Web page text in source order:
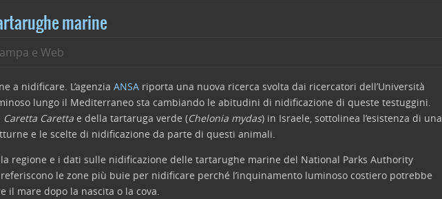
marine
e Web
a nidificare. L’agenzia ANSA riporta una nuova ricerca svolta dai ricercatori dell’Università
lungo il Mediterraneo sta cambiando le abitudini di nidificazione di queste testuggini.
Caretta Caretta e della tartaruga verde (Chelonia mydas) in Israele, sottolinea l’esistenza di una
e le scelte di nidificazione da parte di questi animali.
regione e i dati sulle nidificazione delle tartarughe marine del National Parks Authority
le zone più buie per nidificare perché l’inquinamento luminoso costiero potrebbe
mare dopo la nascita o la cova.